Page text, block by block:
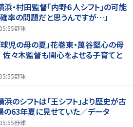
浜・村田監督「内野６人シフト」の可能
率の問題だと思うんですが…」
野球
球児の母の夏」花巻東・萬谷堅心の母
々木監督も関心をよせる子育てと
野球
浜のシフトは「王シフト」より歴史が古
63年夏に見せていた／データ
野球